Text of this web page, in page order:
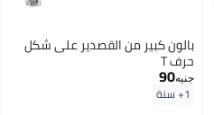
بالون كبير من القصدير على شكل
حرف T
جنيه90
1+ سنة